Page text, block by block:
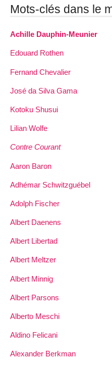
Mots-clés dans le
Achille Dauphin­-Meunier
Edouard Rothen
Fernand Chevalier
José da Silva Gama
Kotoku Shusui
Lilian Wolfe
Contre Courant
Aaron Baron
Adhémar Schwitzguébel
Adolph Fischer
Albert Daenens
Albert Libertad
Albert Meltzer
Albert Minnig
Albert Parsons
Alberto Meschi
Aldino Felicani
Alexander Berkman